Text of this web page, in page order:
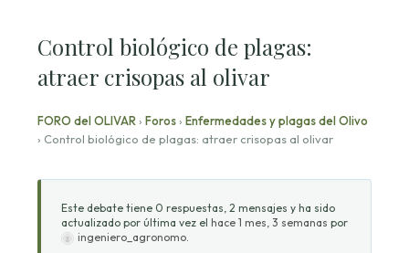
Control biológico de plagas:
atraer crisopas al olivar
FORO del OLIVAR › Foros › Enfermedades y plagas del Olivo
› Control biológico de plagas: atraer crisopas al olivar
Este debate tiene 0 respuestas, 2 mensajes y ha sido
actualizado por última vez el hace 1 mes, 3 semanas por
ingeniero_agronomo